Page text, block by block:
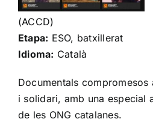
(ACCD)
Etapa: ESO, batxillerat
Idioma: Català
Documentals compromesos
i solidari, amb una especial
de les ONG catalanes.